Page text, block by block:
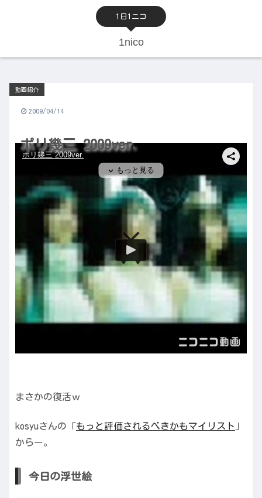
1日1ニコ
1nico
ポリ幾三 2009ver.
動画紹介
2009/04/14
まさかの復活ｗ
kosyuさんの「 もっと評価されるべきかもマイリスト 」
からー。
今日の浮世絵